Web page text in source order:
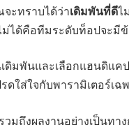
ะทราบได้ว่าเดิมพันที่ดีไ
ได้คือทีมระดับท็อปจะมีข้
ดิมพันและเลือกแฮนดิแค
ดใส่ใจกับพารามิเตอร์เฉ
มถึงผลงานอย่างเป็นทา